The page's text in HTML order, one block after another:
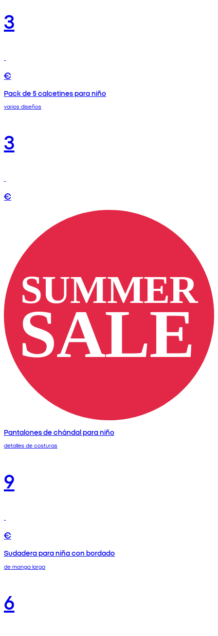
3
€
Pack de 5 calcetines para niño
varios diseños
3
€
Pantalones de chándal para niño
detalles de costuras
9
€
Sudadera para niña con bordado
de manga larga
6